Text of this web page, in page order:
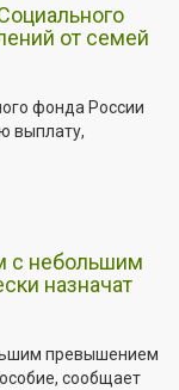
от семей
фонда России
выплату,
с небольшим
назначат
превышением
сообщает